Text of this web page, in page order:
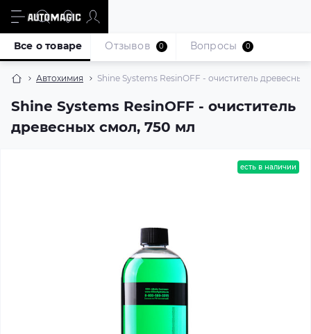
Автохимия Shine Systems ResinOFF - очиститель
Shine Systems ResinOFF - очиститель
древесных смол, 750 мл
Все о товаре Отзывов 0 Вопросы 0
есть в наличии